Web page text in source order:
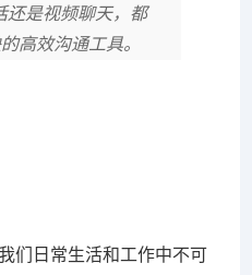
还是视频聊天，都
高效沟通工具。
们日常生活和工作中不可